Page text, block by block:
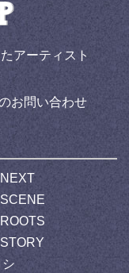
アーティスト
お問い合わせ
シ